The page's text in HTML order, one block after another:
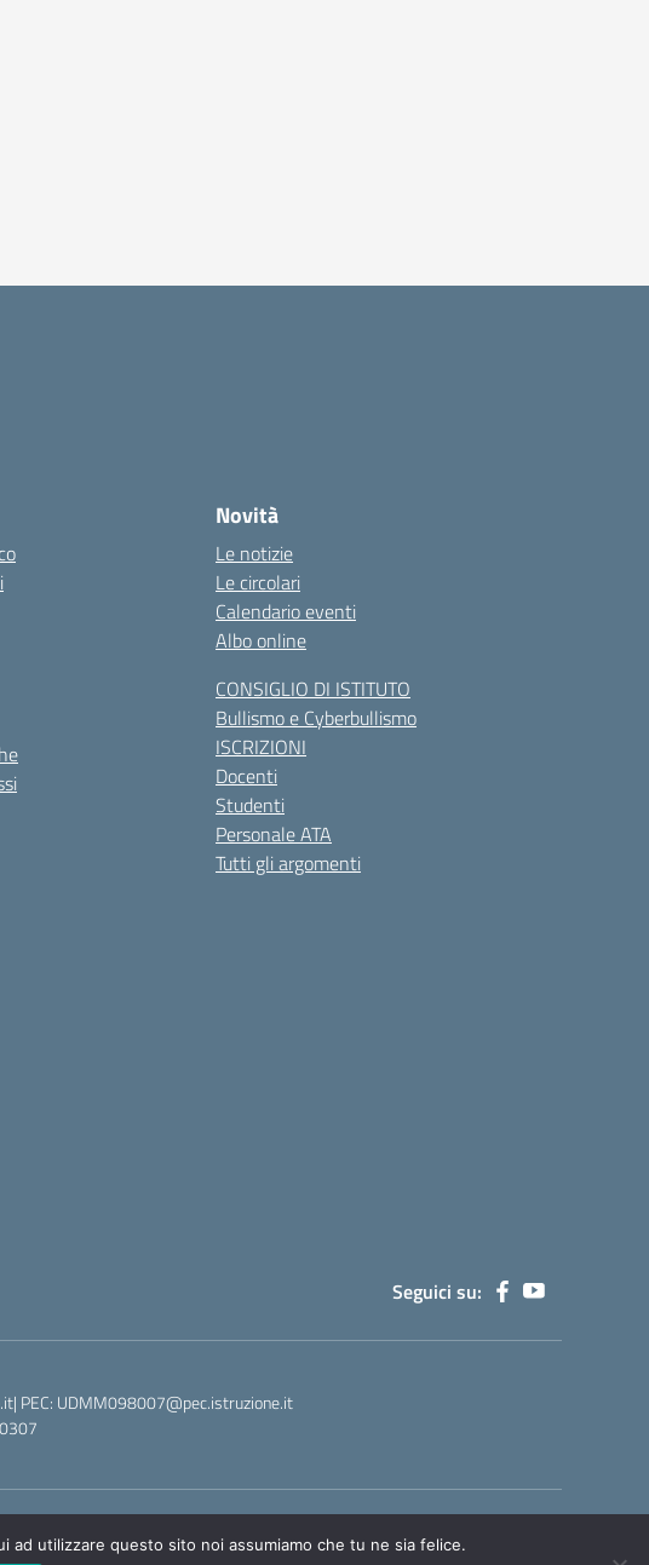
Novità
Le notizie
Le circolari
Calendario eventi
Albo online
CONSIGLIO DI ISTITUTO
Bullismo e Cyberbullismo
ISCRIZIONI
Docenti
Studenti
Personale ATA
Tutti gli argomenti
Seguici su:
PEC: UDMM098007@pec.istruzione.it
Concept & Design by Designers Italia
ad utilizzare questo sito noi assumiamo che tu ne sia felice.